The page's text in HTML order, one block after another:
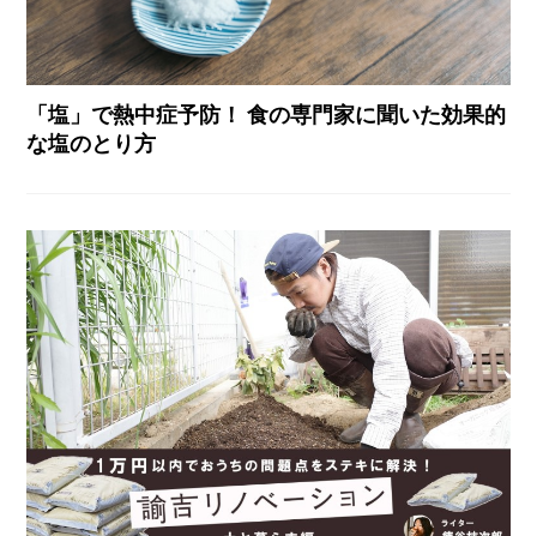
「塩」で熱中症予防！ 食の専門家に聞いた効果的
な塩のとり方